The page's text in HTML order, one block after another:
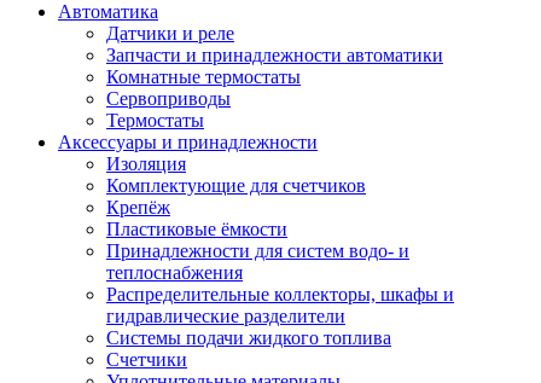
Автоматика
Датчики и реле
Запчасти и принадлежности автоматики
Комнатные термостаты
Сервоприводы
Термостаты
Аксессуары и принадлежности
Изоляция
Комплектующие для счетчиков
Крепёж
Пластиковые ёмкости
Принадлежности для систем водо- и
теплоснабжения
Распределительные коллекторы, шкафы и
гидравлические разделители
Системы подачи жидкого топлива
Счетчики